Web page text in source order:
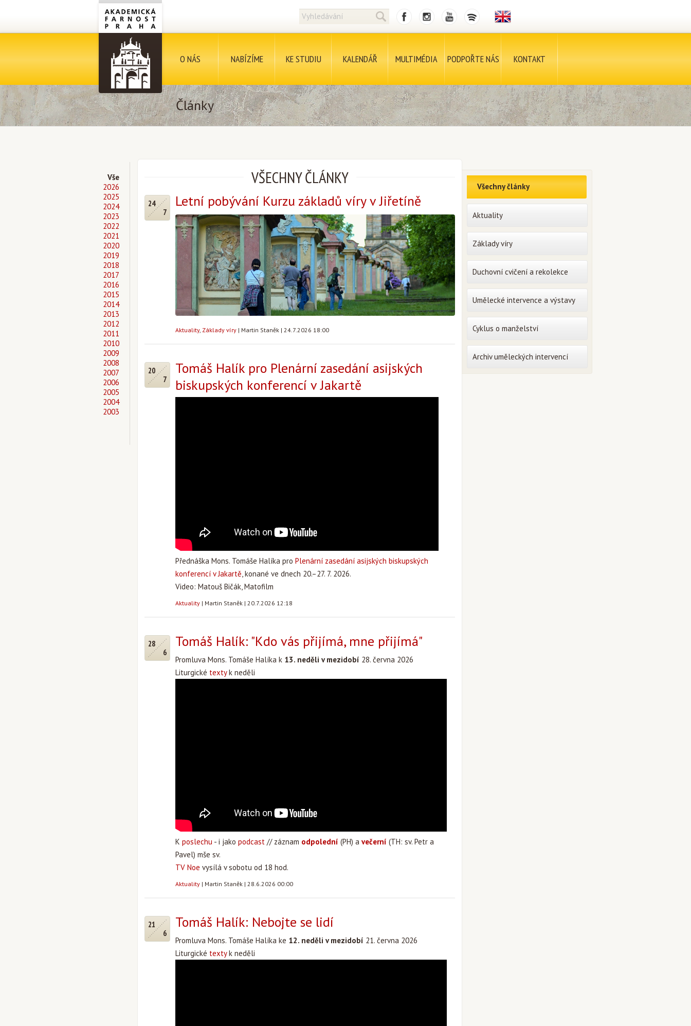
O NÁS NABÍZÍME KE STUDIU KALENDÁŘ MULTIMÉDIA PODPOŘTE NÁS KONTAKT
Články
Vše
2026
2025
2024
2023
2022
2021
2020
2019
2018
2017
2016
2015
2014
2013
2012
2011
2010
2009
2008
2007
2006
2005
2004
2003
VŠECHNY ČLÁNKY
24
7
Letní pobývání Kurzu základů víry v Jiřetíně
Aktuality, Základy víry | Martin Staněk | 24.7.2026 18:00
20
7
Tomáš Halík pro Plenární zasedání asijských
biskupských konferencí v Jakartě
Přednáška Mons. Tomáše Halíka pro Plenární zasedání asijských biskupských
konferencí v Jakartě, konané ve dnech 20.–27. 7. 2026.
Video: Matouš Bičák, Matofilm
Aktuality | Martin Staněk | 20.7.2026 12:18
28
6
Tomáš Halík: "Kdo vás přijímá, mne přijímá"
Promluva Mons. Tomáše Halíka k 13. neděli v mezidobí 28. června 2026
Liturgické textyk neděli
K poslechu - i jako podcast // záznam odpolední (PH) a večerní (TH: sv. Petr a
Pavel) mše sv.
TV Noe vysílá v sobotu od 18 hod.
Aktuality | Martin Staněk | 28.6.2026 00:00
21
6
Tomáš Halík: Nebojte se lidí
Promluva Mons. Tomáše Halíka ke 12. neděli v mezidobí 21. června 2026
Liturgické textyk neděli
Všechny články
Aktuality
Základy víry
Duchovní cvičení a rekolekce
Umělecké intervence a výstavy
Cyklus o manželství
Archiv uměleckých intervencí